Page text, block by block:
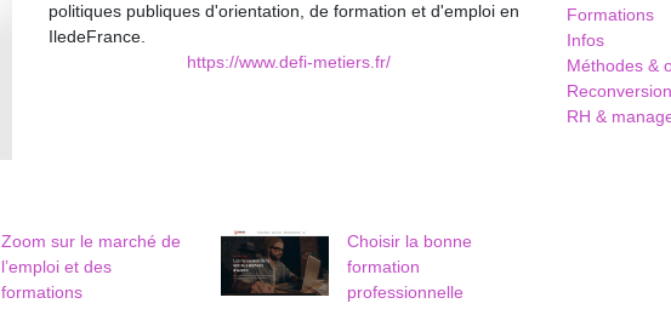
politiques publiques d'orientation, de formation et d'emploi en
IledeFrance.
https://www.defi-metiers.fr/
Zoom sur le marché de
l’emploi et des
formations
Choisir la bonne
formation
professionnelle
Formations
Infos
Méthodes &
RH &